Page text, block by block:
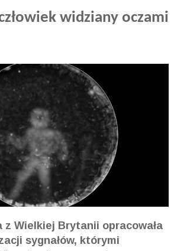
widziany oczami
z Wielkiej Brytanii opracowała
sygnałów, którymi